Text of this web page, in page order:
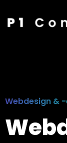
Webdesign &